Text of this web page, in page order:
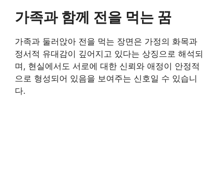
가족과 함께 전을 먹는 꿈
가족과 둘러앉아 전을 먹는 장면은 가정의 화목과
정서적 유대감이 깊어지고 있다는 상징으로 해석되
며, 현실에서도 서로에 대한 신뢰와 애정이 안정적
으로 형성되어 있음을 보여주는 신호일 수 있습니
다.